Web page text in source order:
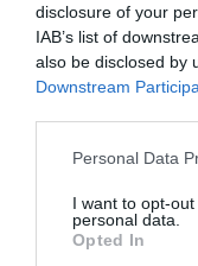
disclosure of your
IAB’s list of
also be disclosed by
Downstream
Please note that
not limited to your
grant or deny
use your data for
Personal Data
I want to opt-
personal data.
Opted In
A World Tourism
szakértői és más
kérték Pete
minisztert, hogy
légitársaságokat,
hogy az utasokat
lehessen foglalni